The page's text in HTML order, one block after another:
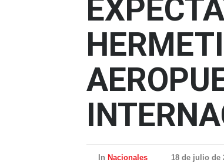
In Nacionales 18 de julio de